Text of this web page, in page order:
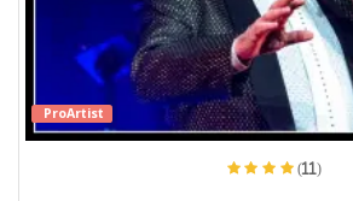
ProArtist
(11)